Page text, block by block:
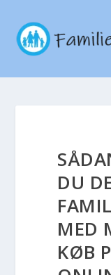
DU
MED
KØB